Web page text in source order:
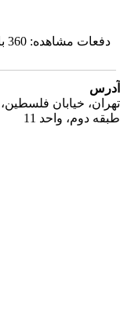
دفعات مشاهده: 360 بار |
دوم، واحد 11